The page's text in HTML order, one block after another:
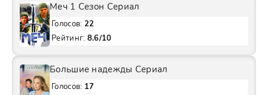
Меч 1 Сезон Сериал
Голосов: 22
Рейтинг: 8.6/10
Большие надежды Сериал
Голосов: 17